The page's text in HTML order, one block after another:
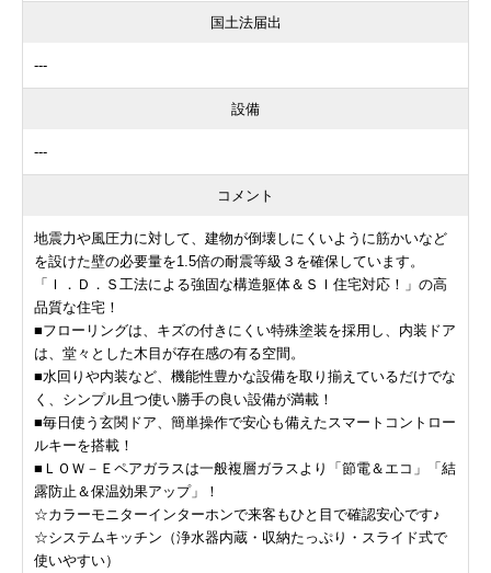
国土法届出
---
設備
---
コメント
地震力や風圧力に対して、建物が倒壊しにくいように筋かいなど
を設けた壁の必要量を1.5倍の耐震等級３を確保しています。
「Ｉ．Ｄ．Ｓ工法による強固な構造躯体＆ＳＩ住宅対応！」の高
品質な住宅！
■フローリングは、キズの付きにくい特殊塗装を採用し、内装ドア
は、堂々とした木目が存在感の有る空間。
■水回りや内装など、機能性豊かな設備を取り揃えているだけでな
く、シンプル且つ使い勝手の良い設備が満載！
■毎日使う玄関ドア、簡単操作で安心も備えたスマートコントロー
ルキーを搭載！
■ＬＯＷ－Ｅペアガラスは一般複層ガラスより「節電＆エコ」「結
露防止＆保温効果アップ」！
☆カラーモニターインターホンで来客もひと目で確認安心です♪
☆システムキッチン（浄水器内蔵・収納たっぷり・スライド式で
使いやすい）